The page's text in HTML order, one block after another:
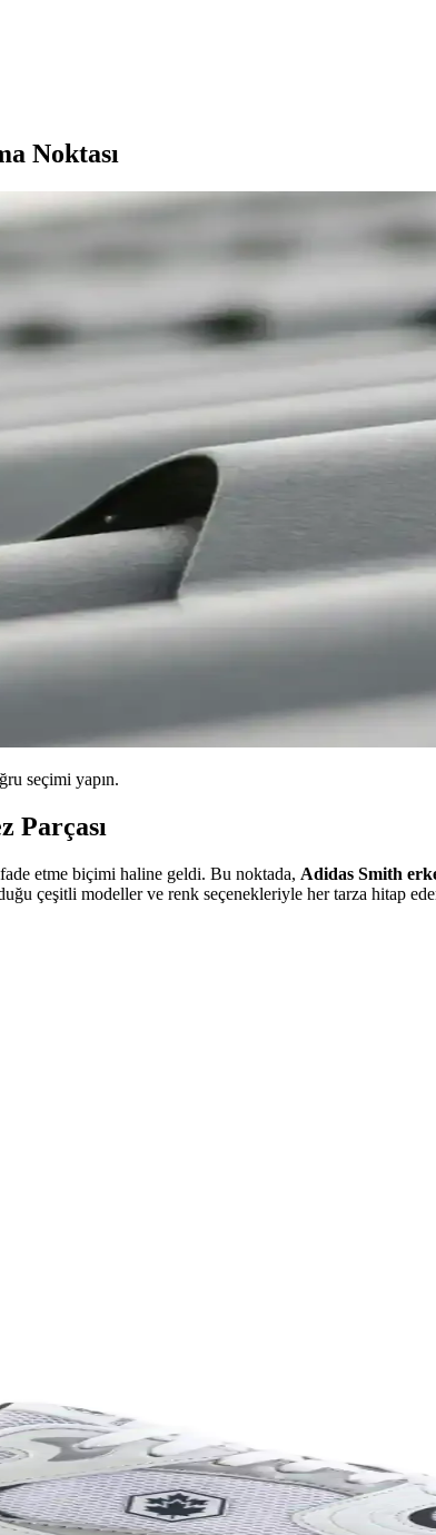
Noktası
seçimi yapın.
Parçası
etme biçimi haline geldi. Bu noktada, Adidas Smith
çeşitli modeller ve renk seçenekleriyle her tarza hitap
vazgeçilmez bir tercih. Konfor ve şıklığı bir araya getirir,
Ayakkabı Seçenekleri
ve günlük kullanım için uygun modelleriyle, hareket